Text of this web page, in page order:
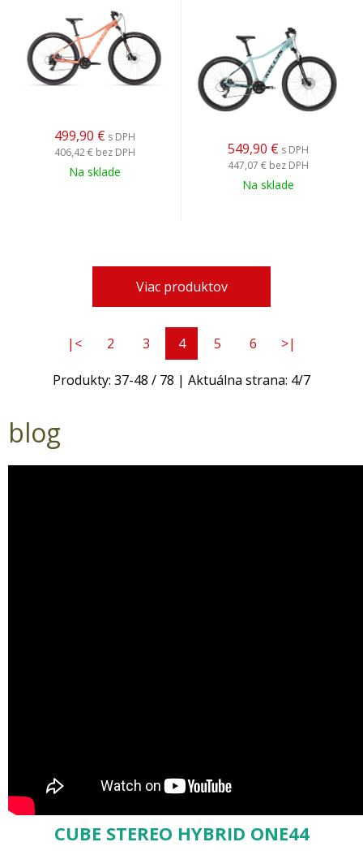
499,90 € s DPH
406,42 € bez DPH
Na sklade
549,90 € s DPH
447,07 € bez DPH
Na sklade
Viac produktov
|< 2 3 4 5 6 >|
Produkty: 37-48 / 78 | Aktuálna strana: 4/7
blog
CUBE STEREO HYBRID ONE44